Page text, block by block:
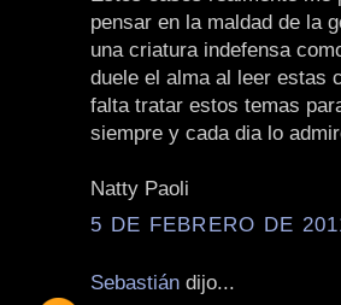
pensar en la maldad de la
una criatura indefensa
duele el alma al leer estas
falta tratar estos temas
siempre y cada dia lo
Natty Paoli
5 DE FEBRERO DE
Sebastián dijo...